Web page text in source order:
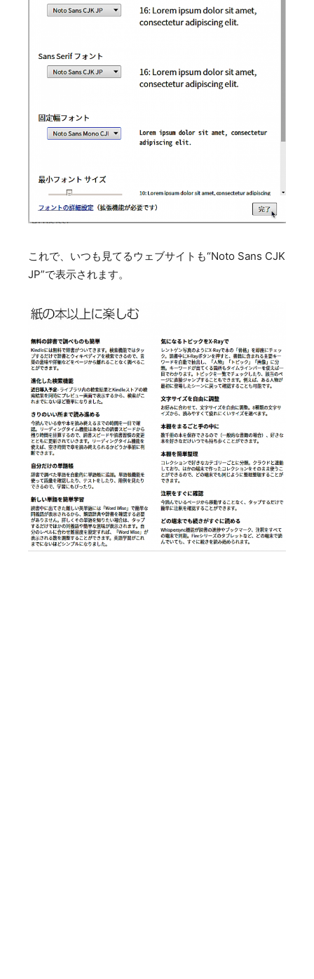
これで、いつも見てるウェブサイトも“Noto Sans CJK
JP”で表示されます。